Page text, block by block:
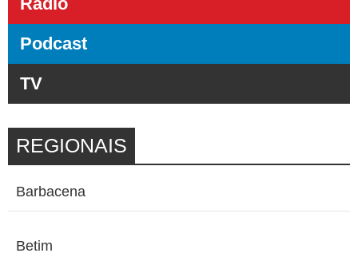
Podcast
TV
REGIONAIS
Barbacena
Betim